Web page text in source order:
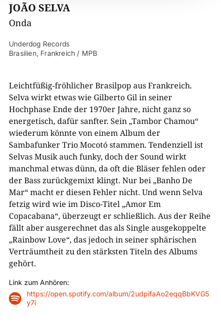
JOÃO SELVA
Onda
Underdog Records
Brasilien, Frankreich / MPB
Leichtfüßig-fröhlicher Brasilpop aus Frankreich.
Selva wirkt etwas wie Gilberto Gil in seiner
Hochphase Ende der 1970er Jahre, nicht ganz so
energetisch, dafür sanfter. Sein „Tambor Chamou“
wiederum könnte von einem Album der
Sambafunker Trio Mocotó stammen. Tendenziell ist
Selvas Musik auch funky, doch der Sound wirkt
manchmal etwas dünn, da oft die Bläser fehlen oder
der Bass zurückgemixt klingt. Nur bei „Banho De
Mar“ macht er diesen Fehler nicht. Und wenn Selva
fetzig wird wie im Disco-Titel „Amor Em
Copacabana“, überzeugt er schließlich. Aus der Reihe
fällt aber ausgerechnet das als Single ausgekoppelte
„Rainbow Love“, das jedoch in seiner sphärischen
Verträumtheit zu den stärksten Titeln des Albums
gehört.
Link zum Anhören:

https://open.spotify.com/album/2udpifaAo2eqqBbKVG5
y7i